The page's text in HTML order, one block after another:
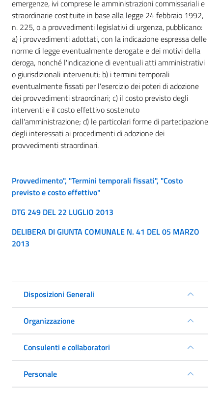
emergenze, ivi comprese le amministrazioni commissariali e
straordinarie costituite in base alla legge 24 febbraio 1992,
n. 225, o a provvedimenti legislativi di urgenza, pubblicano:
a) i provvedimenti adottati, con la indicazione espressa delle
norme di legge eventualmente derogate e dei motivi della
deroga, nonché l'indicazione di eventuali atti amministrativi
o giurisdizionali intervenuti; b) i termini temporali
eventualmente fissati per l'esercizio dei poteri di adozione
dei provvedimenti straordinari; c) il costo previsto degli
interventi e il costo effettivo sostenuto
dall'amministrazione; d) le particolari forme di partecipazione
degli interessati ai procedimenti di adozione dei
provvedimenti straordinari.
Provvedimento", "Termini temporali fissati", "Costo
previsto e costo effettivo"
DTG 249 DEL 22 LUGLIO 2013
DELIBERA DI GIUNTA COMUNALE N. 41 DEL 05 MARZO
2013
Disposizioni Generali
Organizzazione
Consulenti e collaboratori
Personale